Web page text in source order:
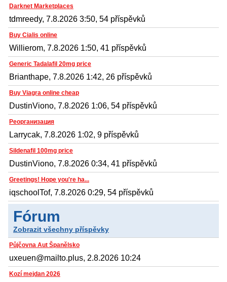
Darknet Marketplaces
tdmreedy, 7.8.2026 3:50, 54 příspěvků
Buy Cialis online
Willierom, 7.8.2026 1:50, 41 příspěvků
Generic Tadalafil 20mg price
Brianthape, 7.8.2026 1:42, 26 příspěvků
Buy Viagra online cheap
DustinViono, 7.8.2026 1:06, 54 příspěvků
Реорганизация
Larrycak, 7.8.2026 1:02, 9 příspěvků
Sildenafil 100mg price
DustinViono, 7.8.2026 0:34, 41 příspěvků
Greetings! Hope you're ha...
iqschoolTof, 7.8.2026 0:29, 54 příspěvků
Fórum
Zobrazit všechny příspěvky
Půjčovna Aut Španělsko
uxeuen@mailto.plus, 2.8.2026 10:24
Kozí mejdan 2026